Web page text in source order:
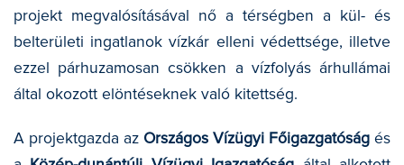
projekt megvalósításával nő a térségben a kül- és
belterületi ingatlanok vízkár elleni védettsége, illetve
ezzel párhuzamosan csökken a vízfolyás árhullámai
által okozott elöntéseknek való kitettség.
A projektgazda az Országos Vízügyi Főigazgatóság és